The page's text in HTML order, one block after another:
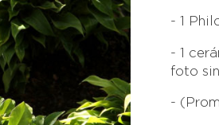
1
1
foto